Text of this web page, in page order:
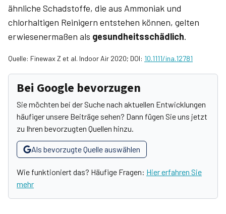
ähnliche Schadstoffe, die aus Ammoniak und
chlorhaltigen Reinigern entstehen können, gelten
erwiesenermaßen als gesundheitsschädlich.
Quelle: Finewax Z et al. Indoor Air 2020; DOI: 10.1111/ina.12781
Bei Google bevorzugen
Sie möchten bei der Suche nach aktuellen Entwicklungen
häufiger unsere Beiträge sehen? Dann fügen Sie uns jetzt
zu Ihren bevorzugten Quellen hinzu.
Als bevorzugte Quelle auswählen
Wie funktioniert das? Häufige Fragen: Hier erfahren Sie
mehr